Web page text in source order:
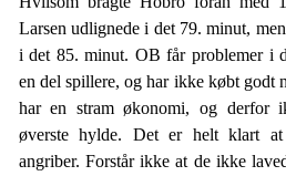
Larsen udlignede i det 79. minut,
i det 85. minut. OB får problemer i
en del spillere, og har ikke købt godt
har en stram økonomi, og derfor
øverste hylde. Det er helt klart
angriber. Forstår ikke at de ikke